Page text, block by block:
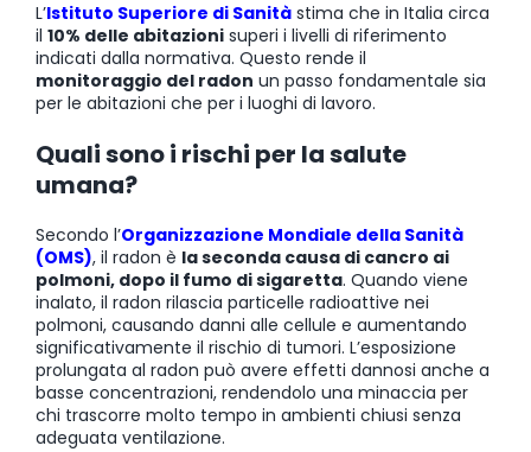
L’Istituto Superiore di Sanità stima che in Italia circa
il 10% delle abitazioni superi i livelli di riferimento
indicati dalla normativa. Questo rende il
monitoraggio del radon un passo fondamentale sia
per le abitazioni che per i luoghi di lavoro.
Quali sono i rischi per la salute
umana?
Secondo l’Organizzazione Mondiale della Sanità
(OMS), il radon è la seconda causa di cancro ai
polmoni, dopo il fumo di sigaretta. Quando viene
inalato, il radon rilascia particelle radioattive nei
polmoni, causando danni alle cellule e aumentando
significativamente il rischio di tumori. L’esposizione
prolungata al radon può avere effetti dannosi anche a
basse concentrazioni, rendendolo una minaccia per
chi trascorre molto tempo in ambienti chiusi senza
adeguata ventilazione.